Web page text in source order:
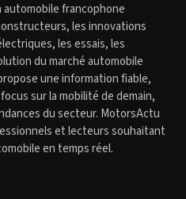
automobile francophone
les innovations
les essais, les
du marché automobile
une information fiable,
sur la mobilité de demain,
du secteur. MotorsActu
et lecteurs souhaitant
en temps réel.